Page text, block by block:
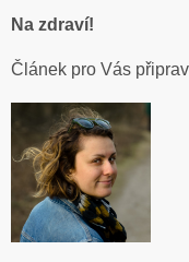
Na zdraví!
Článek pro Vás